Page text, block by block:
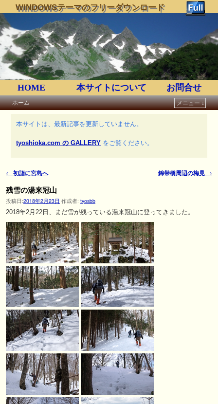
WINDOWSテーマのフリーダウンロード
HOME 本サイトについて お問合せ
ホーム
メニュー ↓
本サイトは、最新記事を更新していません。
tyoshioka.com の GALLERY をご覧ください。
投稿ナビゲーション
← 初詣に宮島へ 錦帯橋周辺の梅見 →
残雪の湯来冠山
投稿日:2018年2月23日 作成者: tyosbb
2018年2月22日、まだ雪が残っている湯来冠山に登ってきました。